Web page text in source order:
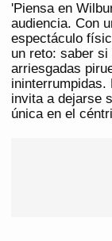
'Piensa en
audiencia. Con
espectáculo
un reto: saber
arriesgadas
ininterrumpidas.
invita a dejarse
única en el